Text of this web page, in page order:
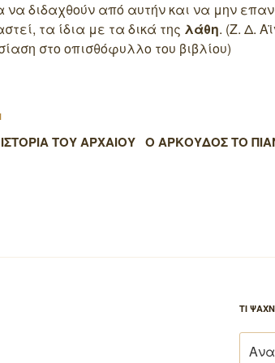
να διδαχθούν από αυτήν και να μην
τα ίδια με τα δικά της λάθη. (Ζ. Δ.
στο οπισθόφυλλο του βιβλίου)
ΤΟΥ ΑΡΧΑΙΟΥ Ο ΑΡΚΟΥΔΟΣ ΤΟ
ΤΙ
για: